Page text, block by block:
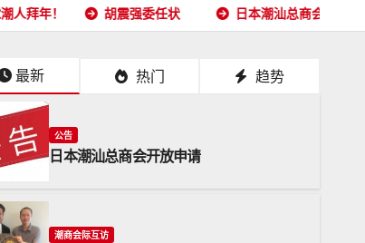
胡震强委任状 日本潮汕总商会开放申请
最新 热门 趋势
公告
日本潮汕总商会开放申请
潮商会际互访